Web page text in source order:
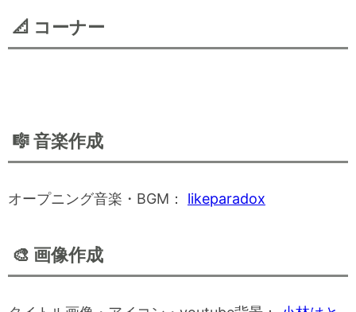
📐 コーナー
🎼 音楽作成
オープニング音楽・BGM： likeparadox
🎨 画像作成